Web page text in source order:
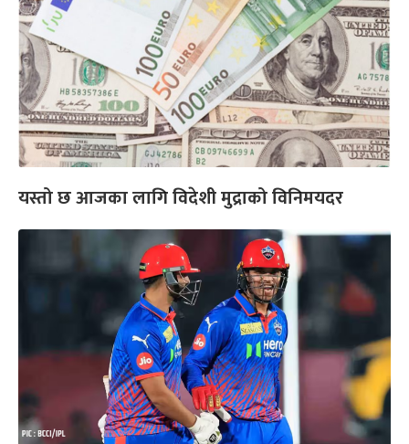
यस्तो छ आजका लागि विदेशी मुद्राको विनिमयदर